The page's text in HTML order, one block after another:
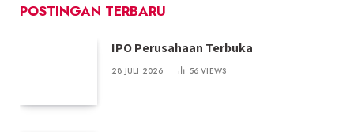
POSTINGAN TERBARU
IPO Perusahaan Terbuka
28 JULI 2026 56VIEWS